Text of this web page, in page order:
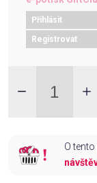
Přihlásit
Registrovat
O